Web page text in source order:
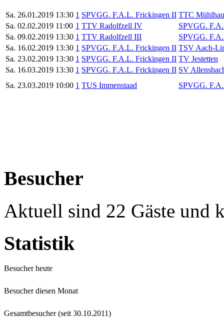
Sa. 26.01.2019 13:30 1 SPVGG. F.A.L. Frickingen II TTC
Sa. 02.02.2019 11:00 1 TTV Radolfzell IV
SPVGG.
Sa. 09.02.2019 13:30 1 TTV Radolfzell III
SPVGG.
Sa. 16.02.2019 13:30 1 SPVGG. F.A.L. Frickingen II TSV Aach-
Sa. 23.02.2019 13:30 1 SPVGG. F.A.L. Frickingen II TV Jestetten
Sa. 16.03.2019 13:30 1 SPVGG. F.A.L. Frickingen II SV
Sa. 23.03.2019 10:00 1 TUS Immenstaad SPVGG.
Besucher
Aktuell sind 22 Gäste und
Statistik
Besucher heute
Besucher diesen Monat
Gesamtbesucher (seit 30.10.2011)